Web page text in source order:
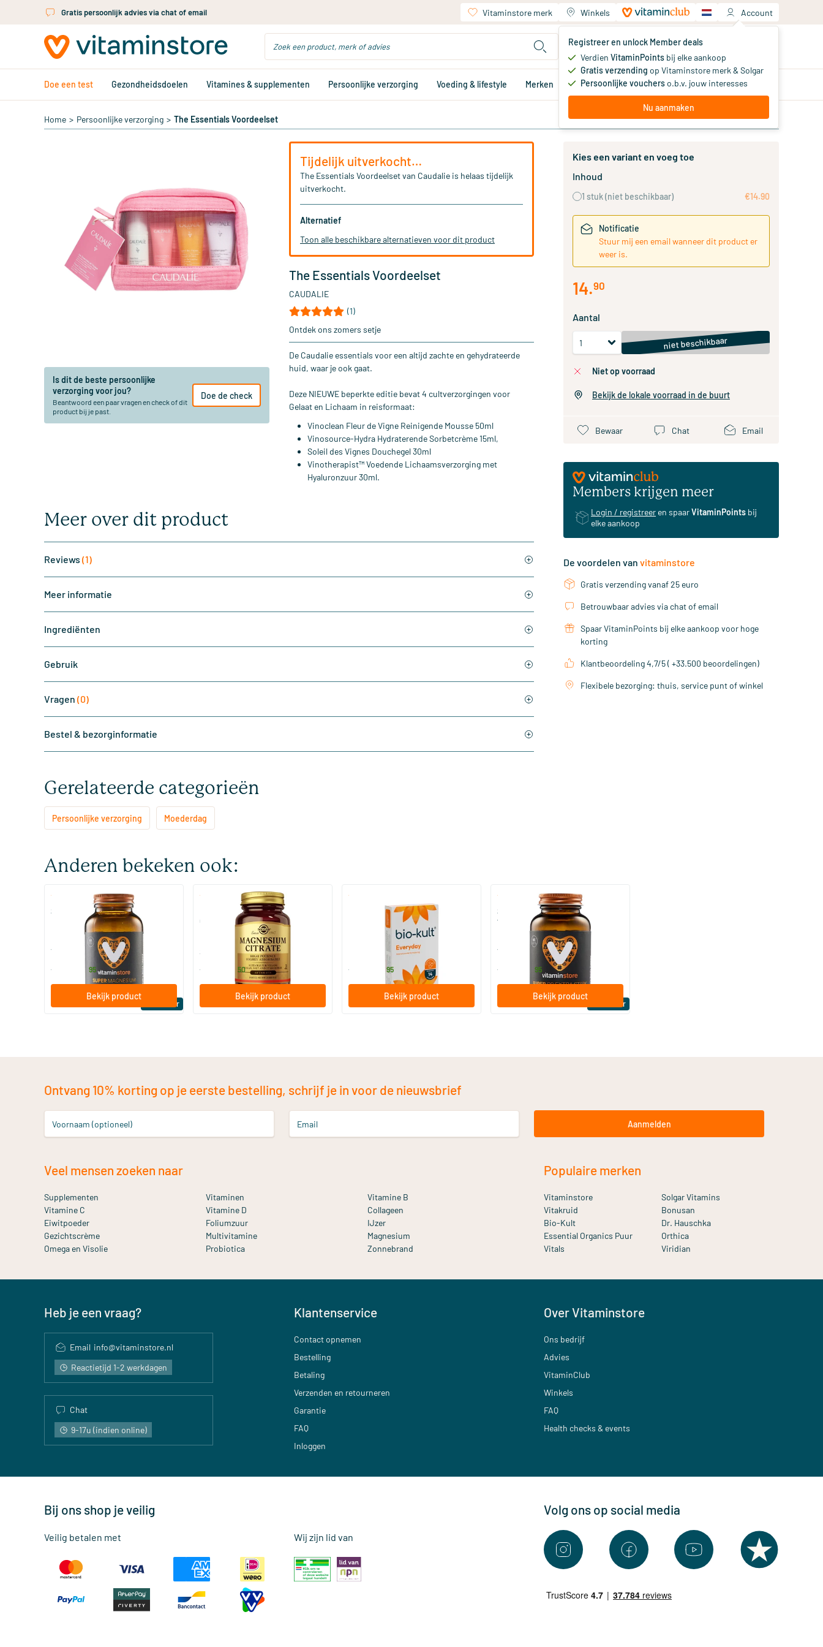
Ga naar de hoofdinhoudMeer dan 325.000 tevreden klanten per jaar Vitaminstore merk Winkels Account
Registreer en unlock Member deals
Verdien VitaminPoints bij elke aankoop
Gratis verzending op Vitaminstore merk & Solgar
Persoonlijke voucherso.b.v. jouw interesses
Nu aanmaken
Jouw winkelwagen
Je hebt nog geen producten
Doe een test Gezondheidsdoelen Vitamines & supplementen Persoonlijke verzorging Voeding & lifestyle Merken Aanbiedingen Memberdeals
Home > Persoonlijke verzorging > The Essentials Voordeelset
Is dit de beste persoonlijke
verzorging voor jou?
Beantwoord een paar vragen en check of dit
product bij je past.
Doe de check
Tijdelijk uitverkocht…
The Essentials Voordeelset van Caudalie is helaas tijdelijk
uitverkocht.
Alternatief
Toon alle beschikbare alternatieven voor dit product
The Essentials Voordeelset
CAUDALIE
(1)
Ontdek ons zomers setje
De Caudalie essentials voor een altijd zachte en gehydrateerde
huid, waar je ook gaat.
Deze NIEUWE beperkte editie bevat 4 cultverzorgingen voor
Gelaat en Lichaam in reisformaat:
Vinoclean Fleur de Vigne Reinigende Mousse 50ml
Vinosource-Hydra Hydraterende Sorbetcrème 15ml,
Soleil des Vignes Douchegel 30ml
Vinotherapist™ Voedende Lichaamsverzorging met
Hyaluronzuur 30ml.
Meer over dit product
Reviews (1)
Meer informatie
Ingrediënten
Gebruik
Vragen (0)
Bestel & bezorginformatie
Kies een variant en voeg toe
Inhoud
1 stuk(niet beschikbaar) €14.90
Notificatie
Stuur mij een email wanneer dit product er
weer is.
14.90
Aantal
niet beschikbaar
niet op voorraad
Bekijk de lokale voorraad in de buurt
Bewaar Chat Email
Members krijgen meer
Login / registreer en spaarVitaminPoints bij
elke aankoop
De voordelen van vitaminstore
Gratis verzending vanaf 25 euro
Betrouwbaar advies via chat of email
Spaar VitaminPoints bij elke aankoop voor hoge
korting
Klantbeoordeling 4,7/5 ( +33.500 beoordelingen)
Flexibele bezorging: thuis, service punt of winkel
Gerelateerde categorieën
Persoonlijke verzorging Moederdag
Anderen bekeken ook:
Bestseller
(510)
Super Magnesium
60/​120 tabletten
Vitaminstore
vanaf 95
Bekijk product
(287)
Magnesium Citrate (Magnesium
Citraat)
60/​120 tabletten
Solgar Vitamins
vanaf 50
Bekijk product
Bio-Kult Probiotica
30/​60/​120 capsules
vanaf .95
Bekijk product
Bestseller
(158)
Super D3 Extra Sterk 75 mcg
vitamine D
60/​120 softgels
Vitaminstore
vanaf 95
Bekijk product
Ontvang 10% korting op je eerste bestelling, schrijf je in voor de nieuwsbrief
Voornaam (optioneel) Email Aanmelden
Veel mensen zoeken naar
Supplementen Vitaminen
Vitamine B
Vitamine C
Vitamine D
Collageen
Eiwitpoeder
Foliumzuur
IJzer
Gezichtscrème
Multivitamine
Magnesium
Omega en Visolie
Probiotica Zonnebrand
Populaire merken
Vitaminstore
Solgar Vitamins
Vitakruid
Bonusan
Bio-Kult
Dr. Hauschka
Essential Organics Puur
Orthica
Vitals
Viridian
Heb je een vraag?
Email info@vitaminstore.nl
Reactietijd 1-2 werkdagen
Chat
9-17u (indien online)
Klantenservice
Contact opnemen
Bestelling
Betaling
Verzenden en retourneren
Garantie
FAQ
Inloggen
Over Vitaminstore
Ons bedrijf
Advies
VitaminClub
Winkels
FAQ
Health checks & events
Bij ons shop je veilig
Veilig betalen met Wij zijn lid van
Volg ons op social media